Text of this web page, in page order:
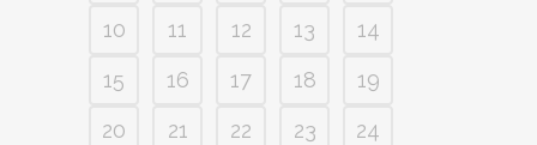
10
11 12 13
14
15
16 17 18
19
20
21 22 23
24